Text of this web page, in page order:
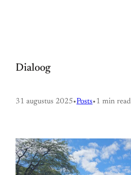
Dialoog
31 augustus 2025•Posts•1 min read